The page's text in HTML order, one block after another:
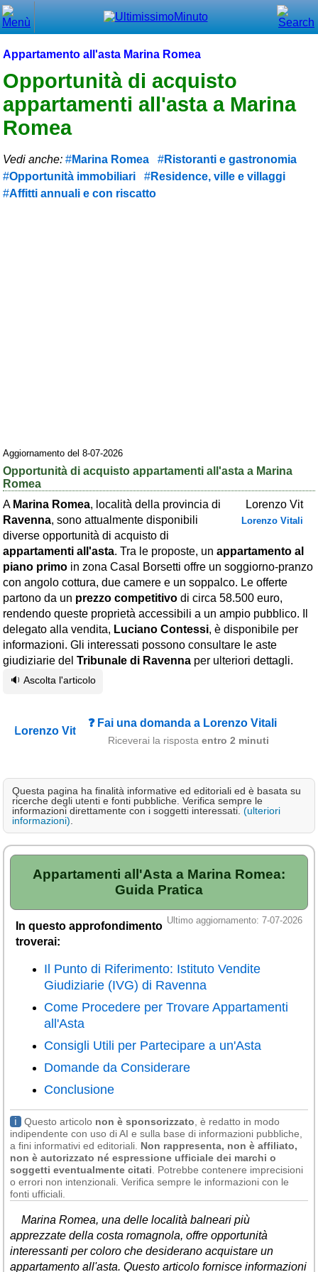
Appartamento all'asta Marina Romea
Opportunità di acquisto
appartamenti all'asta a Marina
Romea
Vedi anche: Marina Romea
Ristoranti e gastronomia
Opportunità immobiliari
Residence, ville e villaggi
Affitti annuali e con riscatto
Aggiornamento del 8-07-2026
Opportunità di acquisto appartamenti all'asta a Marina
Romea
Lorenzo Vitali
A Marina Romea, località della provincia di
Ravenna, sono attualmente disponibili
diverse opportunità di acquisto di
appartamenti all'asta. Tra le proposte, un appartamento al
piano primo in zona Casal Borsetti offre un soggiorno-pranzo
con angolo cottura, due camere e un soppalco. Le offerte
partono da un prezzo competitivo di circa 58.500 euro,
rendendo queste proprietà accessibili a un ampio pubblico. Il
delegato alla vendita, Luciano Contessi, è disponibile per
informazioni. Gli interessati possono consultare le aste
giudiziarie del Tribunale di Ravenna per ulteriori dettagli.
🔉 Ascolta l'articolo
❓ Fai una domanda a Lorenzo Vitali
Riceverai la risposta entro 2 minuti
Questa pagina ha finalità informative ed editoriali ed è basata su
ricerche degli utenti e fonti pubbliche. Verifica sempre le
informazioni direttamente con i soggetti interessati. (ulteriori
informazioni)
Appartamenti all'Asta a Marina Romea:
Guida Pratica
Ultimo aggiornamento: 7-07-2026
In questo approfondimento
troverai:
Il Punto di Riferimento: Istituto Vendite
Giudiziarie (IVG) di Ravenna
Come Procedere per Trovare Appartamenti
all'Asta
Consigli Utili per Partecipare a un'Asta
Domande da Considerare
Conclusione
ℹ Questo articolo non è sponsorizzato , è redatto in modo
indipendente con uso di AI e sulla base di informazioni pubbliche,
a fini informativi ed editoriali. Non rappresenta, non è affiliato,
non è autorizzato né espressione ufficiale dei marchi o
soggetti eventualmente citati . Potrebbe contenere imprecisioni
o errori non intenzionali. Verifica sempre le informazioni con le
fonti ufficiali.
Marina Romea, una delle località balneari più
apprezzate della costa romagnola, offre opportunità
interessanti per coloro che desiderano acquistare un
appartamento all'asta. Questo articolo fornisce informazioni
Menù principale
⌂ Home
🕐 Last Minute
🕐 First Minute
🔍 Cerca
Trova vicino a te
Area riservata
Chi siamo
Ambienti
≋ Mare
🗻 Montagna
Laghi
Isole
Campagna
Abruzzo(214)
Basilicata(64)
Calabria(332)
Campania(364)
Emilia - Romagna(227)
Lazio(318)
Liguria (190)
Lombardia(177)
Marche(242)
Molise(38)
Piemonte(117)
Puglia(786)
Sardegna(456)
Sicilia(824)
Toscana(450)
Trentino - Alto Adige
(139)
Umbria(102)
Valle d'Aosta(28)